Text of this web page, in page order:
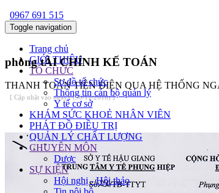
0967 691 515
Toggle navigation
Trang chủ
GIỚI THIỆU
TỔ CHỨC
Sơ đồ tổ chức
Thông tin cán bộ quản lý
Y tế cơ sở
KHÁM SỨC KHOẺ NHÂN VIÊN
PHÁT ĐỒ ĐIỀU TRỊ
QUẢN LÝ CHẤT LƯỢNG
CHUYÊN MÔN
Dược
SỰ KIỆN
Hội nghị - Hội thảo
phòng tÀI CHÍNH KẾ TOÁN
THANH TOÁN TIÊN ĐIỆN QUA HỆ THỐNG
[ Cập nhật vào ngày1 (30/11/2018) ]